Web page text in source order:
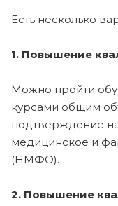
Есть несколько
1. Повышение
Можно пройти
курсами общим
подтверждение
медицинское и
(НМФО).
2. Повышение